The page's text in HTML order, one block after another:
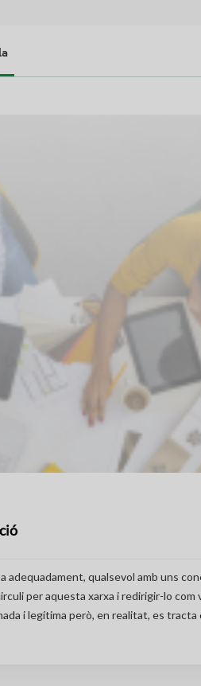
adequadament, qualsevol amb uns
per aquesta xarxa i redirigir-lo com
i legítima però, en realitat, es tracta